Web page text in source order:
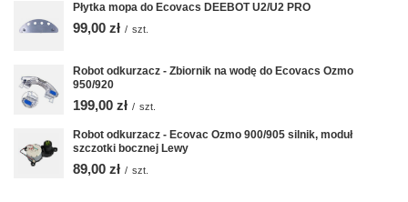
Płytka mopa do Ecovacs DEEBOT U2/U2 PRO
99,00 zł / szt.
Robot odkurzacz - Zbiornik na wodę do Ecovacs Ozmo
950/920
199,00 zł / szt.
Robot odkurzacz - Ecovac Ozmo 900/905 silnik, moduł
szczotki bocznej Lewy
89,00 zł / szt.